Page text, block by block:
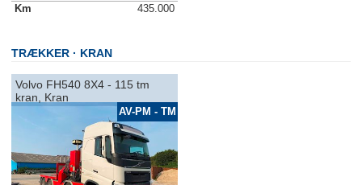
Km
435.000
TRÆKKER KRAN
Volvo FH540 8X4 - 115 tm
kran, Kran
AV-PM - TM